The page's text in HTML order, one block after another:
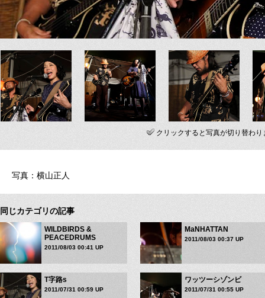
クリックすると写真が切り替わり
写真：横山正人
同じカテゴリの記事
WILDBIRDS &
PEACEDRUMS
2011/08/03 00:41 UP
MaNHATTAN
2011/08/03 00:37 UP
T字路s
2011/07/31 00:59 UP
ワッツーシゾンビ
2011/07/31 00:55 UP